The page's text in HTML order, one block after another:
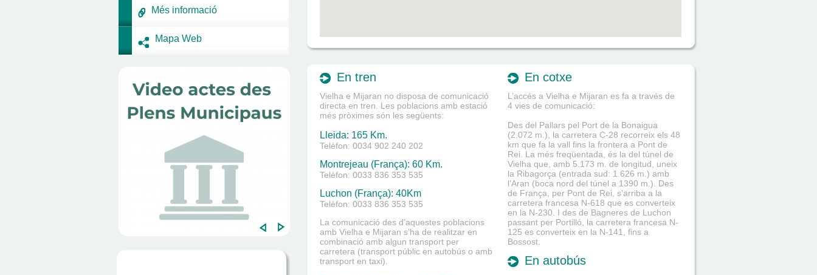
Més informació
Mapa Web
En tren
Vielha e Mijaran no disposa de comunicació
directa en tren. Les poblacions amb estació
més pròximes són les següents:
Lleida: 165 Km.
Telèfon: 0034 902 240 202
Montrejeau (França): 60 Km.
Telèfon: 0033 836 353 535
Luchon (França): 40Km
Telèfon: 0033 836 353 535
La comunicació des d’aquestes poblacions
amb Vielha e Mijaran s’ha de realitzar en
combinació amb algun transport per
carretera (transport públic en autobús o amb
transport en taxi).
En cotxe
L’accés a Vielha e Mijaran es fa a través de
4 vies de comunicació:
Des del Pallars pel Port de la Bonaigua
(2.072 m.), la carretera C-28 recorreix els 48
km que fa la vall fins la frontera a Pont de
Rei. La més freqüentada, és la del túnel de
Vielha que, amb 5.173 m. de longitud, uneix
la Ribagorça (entrada sud: 1.626 m.) amb
l’Aran (boca nord del túnel a 1390 m.). Des
de França, per Pont de Rei, s’arriba a la
carretera francesa N-618 que es converteix
en la N-230. I des de Bagneres de Luchon
passant per Portilló, la carretera francesa N-
125 es converteix en la N-141, fins a
Bossost.
En autobús